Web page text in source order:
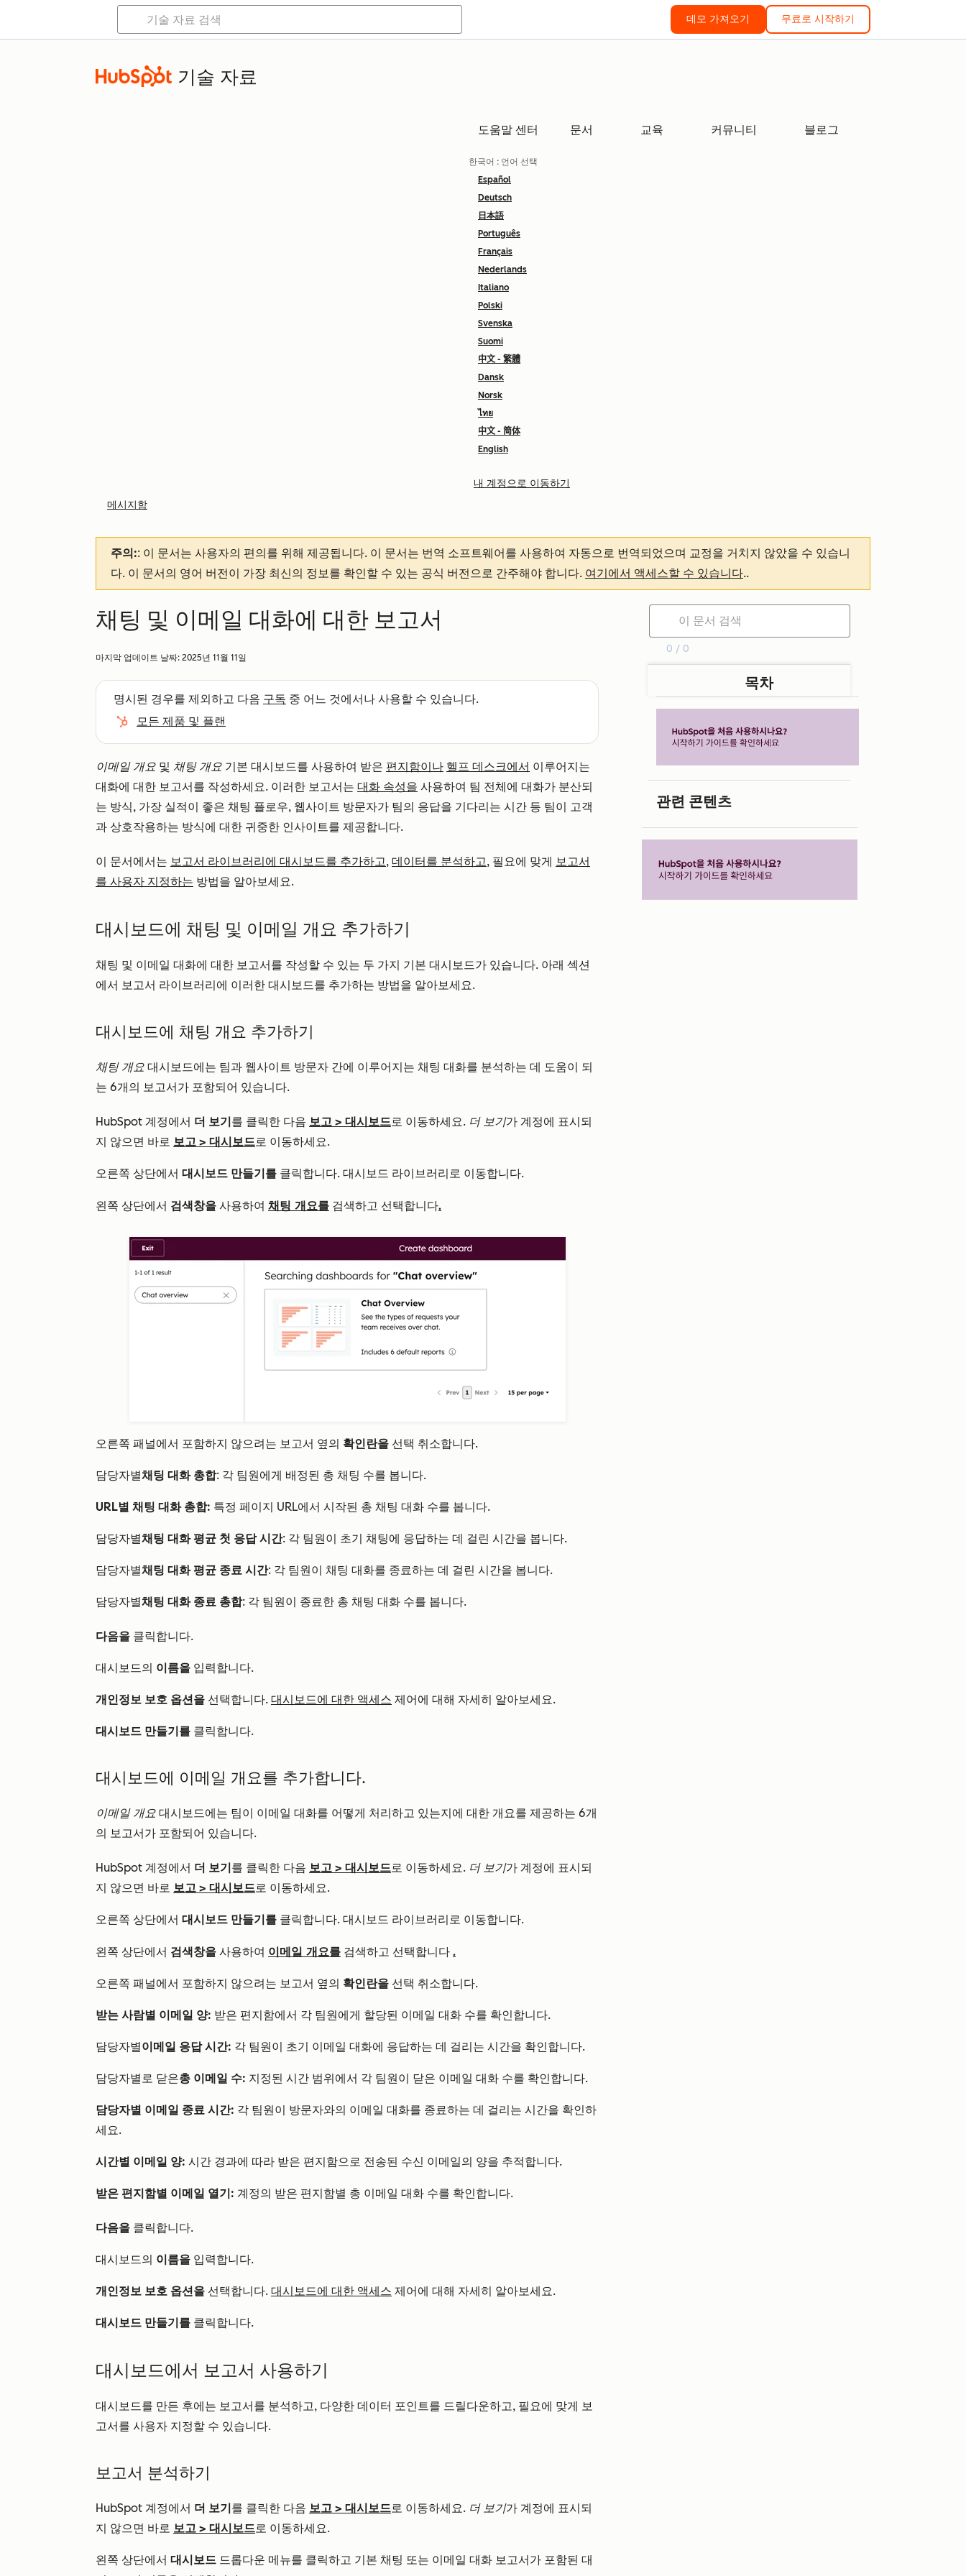
데모 가져오기 무료로 시작하기
기술 자료
도움말 센터 문서 교육 커뮤니티 블로그
한국어 : 언어 선택
Español
Deutsch
日本語
Português
Français
Nederlands
Italiano
Polski
Svenska
Suomi
中文 - 繁體
Dansk
Norsk
ไทย
中文 - 简体
English
내 계정으로 이동하기
메시지함
주의:: 이 문서는 사용자의 편의를 위해 제공됩니다. 이 문서는 번역 소프트웨어를 사용하여 자동으로 번역되었으며 교정을 거치지 않았을 수 있습니
다. 이 문서의 영어 버전이 가장 최신의 정보를 확인할 수 있는 공식 버전으로 간주해야 합니다. 여기에서 액세스할 수 있습니다..
채팅 및 이메일 대화에 대한 보고서
마지막 업데이트 날짜: 2025년 11월 11일
명시된 경우를 제외하고 다음 구독 중 어느 것에서나 사용할 수 있습니다.
모든 제품 및 플랜
이메일 개요 및 채팅 개요 기본 대시보드를 사용하여 받은 편지함이나 헬프 데스크에서 이루어지는
대화에 대한 보고서를 작성하세요. 이러한 보고서는 대화 속성을 사용하여 팀 전체에 대화가 분산되
는 방식, 가장 실적이 좋은 채팅 플로우, 웹사이트 방문자가 팀의 응답을 기다리는 시간 등 팀이 고객
과 상호작용하는 방식에 대한 귀중한 인사이트를 제공합니다.
이 문서에서는 보고서 라이브러리에 대시보드를 추가하고, 데이터를 분석하고, 필요에 맞게 보고서
를 사용자 지정하는 방법을 알아보세요.
대시보드에 채팅 및 이메일 개요 추가하기
채팅 및 이메일 대화에 대한 보고서를 작성할 수 있는 두 가지 기본 대시보드가 있습니다. 아래 섹션
에서 보고서 라이브러리에 이러한 대시보드를 추가하는 방법을 알아보세요.
대시보드에 채팅 개요 추가하기
채팅 개요 대시보드에는 팀과 웹사이트 방문자 간에 이루어지는 채팅 대화를 분석하는 데 도움이 되
는 6개의 보고서가 포함되어 있습니다.
HubSpot 계정에서 더 보기를 클릭한 다음 보고 > 대시보드로 이동하세요. 더 보기가 계정에 표시되
지 않으면 바로 보고 > 대시보드로 이동하세요.
오른쪽 상단에서 대시보드 만들기를 클릭합니다. 대시보드 라이브러리로 이동합니다.
왼쪽 상단에서 검색창을 사용하여 채팅 개요를 검색하고 선택합니다.
오른쪽 패널에서 포함하지 않으려는 보고서 옆의 확인란을 선택 취소합니다.
담당자별채팅 대화 총합: 각 팀원에게 배정된 총 채팅 수를 봅니다.
URL별 채팅 대화 총합: 특정 페이지 URL에서 시작된 총 채팅 대화 수를 봅니다.
담당자별채팅 대화평균 첫 응답 시간: 각 팀원이 초기 채팅에 응답하는 데 걸린 시간을 봅니다.
담당자별채팅 대화 평균 종료 시간: 각 팀원이 채팅 대화를 종료하는 데 걸린 시간을 봅니다.
담당자별채팅 대화 종료 총합: 각 팀원이 종료한 총 채팅 대화 수를 봅니다.
다음을 클릭합니다.
대시보드의 이름을 입력합니다.
개인정보 보호 옵션을 선택합니다. 대시보드에 대한 액세스 제어에 대해 자세히 알아보세요.
대시보드 만들기를 클릭합니다.
대시보드에 이메일 개요를 추가합니다.
이메일 개요 대시보드에는 팀이 이메일 대화를 어떻게 처리하고 있는지에 대한 개요를 제공하는 6개
의 보고서가 포함되어 있습니다.
HubSpot 계정에서 더 보기를 클릭한 다음 보고 > 대시보드로 이동하세요. 더 보기가 계정에 표시되
지 않으면 바로 보고 > 대시보드로 이동하세요.
오른쪽 상단에서 대시보드 만들기를 클릭합니다. 대시보드 라이브러리로 이동합니다.
왼쪽 상단에서 검색창을 사용하여 이메일 개요를 검색하고 선택합니다 .
오른쪽 패널에서 포함하지 않으려는 보고서 옆의 확인란을 선택 취소합니다.
받는 사람별 이메일 양: 받은 편지함에서 각 팀원에게 할당된 이메일 대화 수를 확인합니다.
담당자별이메일 응답 시간: 각 팀원이 초기 이메일 대화에 응답하는 데 걸리는 시간을 확인합니다.
담당자별로 닫은총 이메일 수: 지정된 시간 범위에서 각 팀원이 닫은 이메일 대화 수를 확인합니다.
담당자별 이메일 종료 시간: 각 팀원이 방문자와의 이메일 대화를 종료하는 데 걸리는 시간을 확인하
세요.
시간별 이메일 양: 시간 경과에 따라 받은 편지함으로 전송된 수신 이메일의 양을 추적합니다.
받은 편지함별 이메일 열기: 계정의 받은 편지함별 총 이메일 대화 수를 확인합니다.
다음을 클릭합니다.
대시보드의 이름을 입력합니다.
개인정보 보호 옵션을 선택합니다. 대시보드에 대한 액세스 제어에 대해 자세히 알아보세요.
대시보드 만들기를 클릭합니다.
대시보드에서 보고서 사용하기
대시보드를 만든 후에는 보고서를 분석하고, 다양한 데이터 포인트를 드릴다운하고, 필요에 맞게 보
고서를 사용자 지정할 수 있습니다.
보고서 분석하기
HubSpot 계정에서 더 보기를 클릭한 다음 보고 > 대시보드로 이동하세요. 더 보기가 계정에 표시되
지 않으면 바로 보고 > 대시보드로 이동하세요.
왼쪽 상단에서 대시보드 드롭다운 메뉴를 클릭하고 기본 채팅 또는 이메일 대화 보고서가 포함된 대
0 / 0
목차
관련 콘텐츠